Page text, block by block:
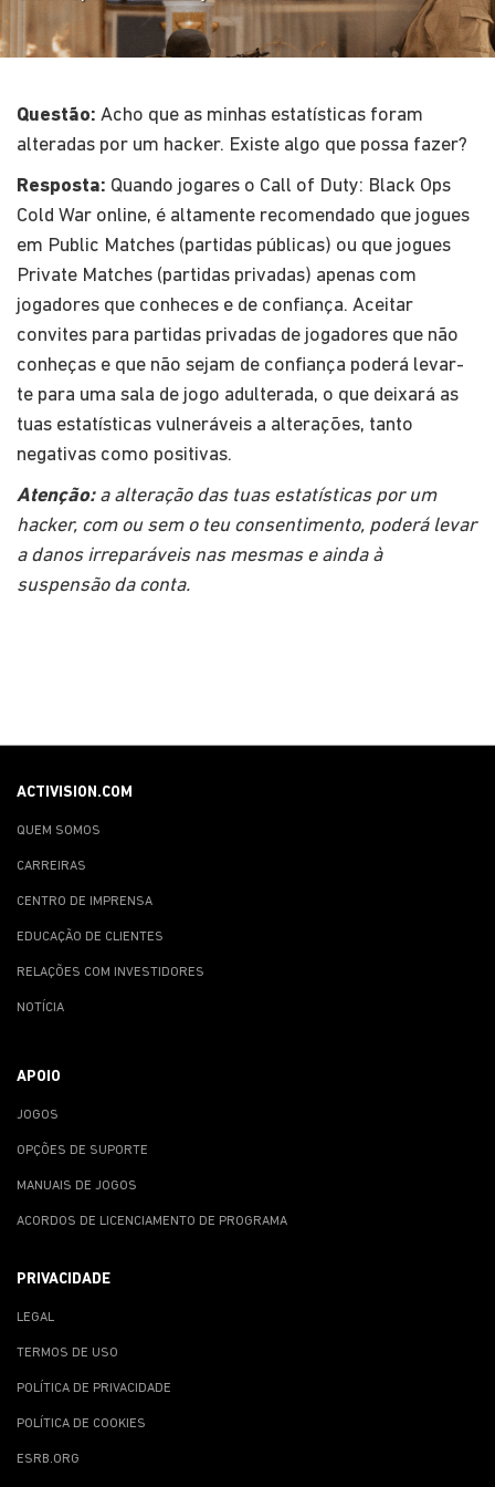
Questão: Acho que as minhas estatísticas foram
alteradas por um hacker. Existe algo que possa fazer?
Resposta: Quando jogares o Call of Duty: Black Ops
Cold War online, é altamente recomendado que jogues
em Public Matches (partidas públicas) ou que jogues
Private Matches (partidas privadas) apenas com
jogadores que conheces e de confiança. Aceitar
convites para partidas privadas de jogadores que não
conheças e que não sejam de confiança poderá levar-
te para uma sala de jogo adulterada, o que deixará as
tuas estatísticas vulneráveis a alterações, tanto
negativas como positivas.
Atenção:a alteração das tuas estatísticas por um
hacker, com ou sem o teu consentimento, poderá levar
a danos irreparáveis nas mesmas e ainda à
suspensão da conta.
ACTIVISION.COM
QUEM SOMOS
CARREIRAS
CENTRO DE IMPRENSA
EDUCAÇÃO DE CLIENTES
RELAÇÕES COM INVESTIDORES
NOTÍCIA
APOIO
JOGOS
OPÇÕES DE SUPORTE
MANUAIS DE JOGOS
ACORDOS DE LICENCIAMENTO DE PROGRAMA
PRIVACIDADE
LEGAL
TERMOS DE USO
POLÍTICA DE PRIVACIDADE
POLÍTICA DE COOKIES
ESRB.ORG